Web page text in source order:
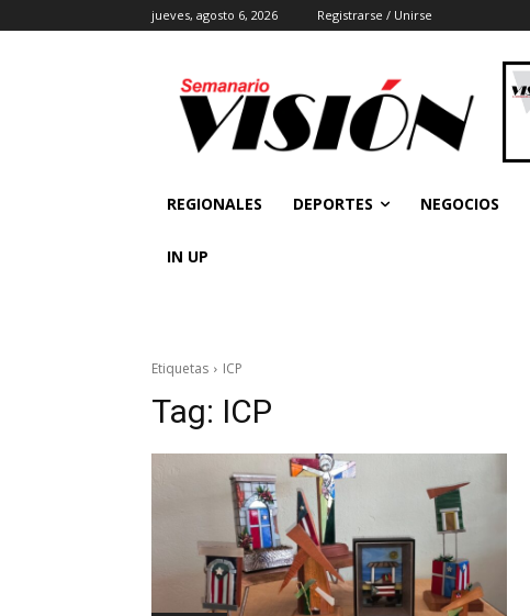
jueves, agosto 6, 2026 Registrarse / Unirse
REGIONALES DEPORTES NEGOCIOS
IN UP
Etiquetas ICP
Tag: ICP